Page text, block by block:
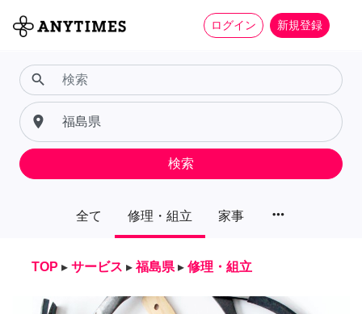
ログイン 新規登録
全て 修理・組立 家事 more_horiz
search
place
検索
TOP ▸ サービス ▸ 福島県 ▸ 修理・組立